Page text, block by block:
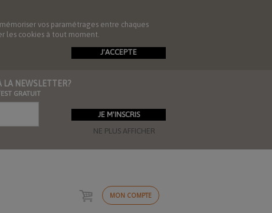
vos paramétrages entre chaques
les cookies à tout moment.
J'ACCEPTE
NE PLUS AFFICHER
LA NEWSLETTER?
GRATUIT
MON COMPTE